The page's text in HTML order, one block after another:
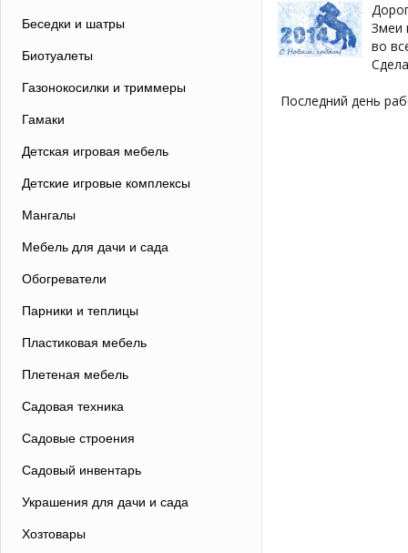
Беседки и шатры
Биотуалеты
Газонокосилки и триммеры
Гамаки
Детская игровая мебель
Детские игровые комплексы
Мангалы
Мебель для дачи и сада
Обогреватели
Парники и теплицы
Пластиковая мебель
Плетеная мебель
Садовая техника
Садовые строения
Садовый инвентарь
Украшения для дачи и сада
Хозтовары
Змеи
во
Последний день